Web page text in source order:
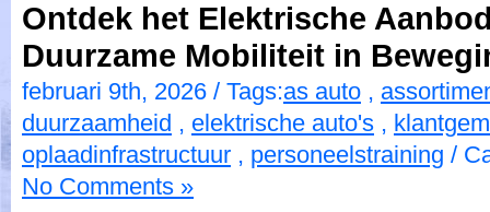
Ontdek het Elektrische
Duurzame Mobiliteit in
februari 9th, 2026 / Tags:as auto ,
duurzaamheid , elektrische auto's ,
oplaadinfrastructuur , personeelstraining /
No Comments »